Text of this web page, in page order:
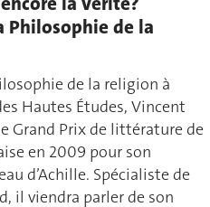
Philosophie de la
de la religion à
Hautes Études, Vincent
Grand Prix de littérature de
en 2009 pour son
d’Achille. Spécialiste de
il viendra parler de son